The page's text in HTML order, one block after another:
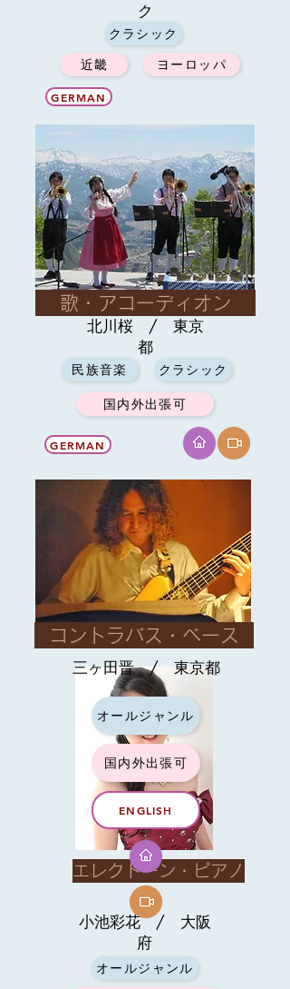
ク
クラシック
近畿
ヨーロッパ
GERMAN
歌・アコーディオン
北川桜 / 東京
都
民族音楽
クラシック
国内外出張可
GERMAN
エレクトーン・ピアノ
小池彩花 / 大阪
府
オールジャンル
コントラバス・ベース
三ヶ田晋 / 東京都
オールジャンル
国内外出張可
ENGLISH